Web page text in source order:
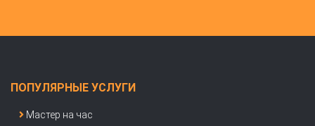
ПОПУЛЯРНЫЕ УСЛУГИ
Мастер на час